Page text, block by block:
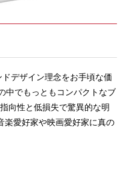
デザイン理念をお手頃な価
中でもっともコンパクトなブ
向性と低損失で驚異的な明
楽愛好家や映画愛好家に真の